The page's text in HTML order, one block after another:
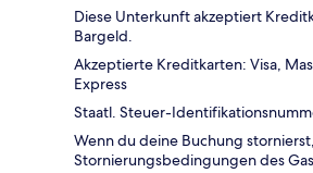
Diese Unterkunft akzeptiert
Bargeld.
Akzeptierte Kreditkarten: Visa,
Express
Staatl. Steuer-
Wenn du deine Buchung
Stornierungsbedingungen des